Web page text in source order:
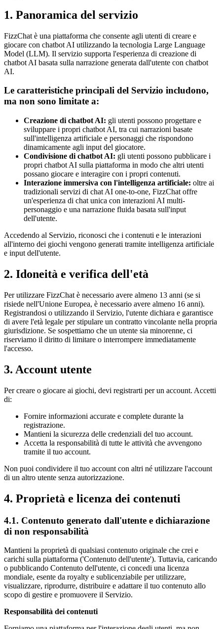
1. Panoramica del servizio
FizzChat è una piattaforma che consente agli utenti di creare e
giocare con chatbot AI utilizzando la tecnologia Large Language
Model (LLM). Il servizio supporta l'esperienza di creazione di
chatbot AI basata sulla narrazione generata dall'utente con chatbot
AI.
Le caratteristiche principali del Servizio includono,
ma non sono limitate a:
Creazione di chatbot AI: gli utenti possono progettare e
sviluppare i propri chatbot AI, tra cui narrazioni basate
sull'intelligenza artificiale e personaggi che rispondono
dinamicamente agli input del giocatore.
Condivisione di chatbot AI: gli utenti possono pubblicare i
propri chatbot AI sulla piattaforma in modo che altri utenti
possano giocare e interagire con i propri contenuti.
Interazione immersiva con l'intelligenza artificiale: oltre ai
tradizionali servizi di chat AI one-to-one, FizzChat offre
un'esperienza di chat unica con interazioni AI multi-
personaggio e una narrazione fluida basata sull'input
dell'utente.
Accedendo al Servizio, riconosci che i contenuti e le interazioni
all'interno dei giochi vengono generati tramite intelligenza artificiale
e input dell'utente.
2. Idoneità e verifica dell'età
Per utilizzare FizzChat è necessario avere almeno 13 anni (se si
risiede nell'Unione Europea, è necessario avere almeno 16 anni).
Registrandosi o utilizzando il Servizio, l'utente dichiara e garantisce
di avere l'età legale per stipulare un contratto vincolante nella propria
giurisdizione. Se sospettiamo che un utente sia minorenne, ci
riserviamo il diritto di limitare o interrompere immediatamente
l'accesso.
3. Account utente
Per creare o giocare ai giochi, devi registrarti per un account. Accetti
di:
Fornire informazioni accurate e complete durante la
registrazione.
Mantieni la sicurezza delle credenziali del tuo account.
Accetta la responsabilità di tutte le attività che avvengono
tramite il tuo account.
Non puoi condividere il tuo account con altri né utilizzare l'account
di un altro utente senza autorizzazione.
4. Proprietà e licenza dei contenuti
4.1. Contenuto generato dall'utente e dichiarazione
di non responsabilità
Mantieni la proprietà di qualsiasi contenuto originale che crei e
carichi sulla piattaforma ('Contenuto dell'utente'). Tuttavia, caricando
o pubblicando Contenuto dell'utente, ci concedi una licenza
mondiale, esente da royalty e sublicenziabile per utilizzare,
visualizzare, riprodurre, distribuire e adattare il tuo contenuto allo
scopo di gestire e promuovere il Servizio.
Responsabilità dei contenuti